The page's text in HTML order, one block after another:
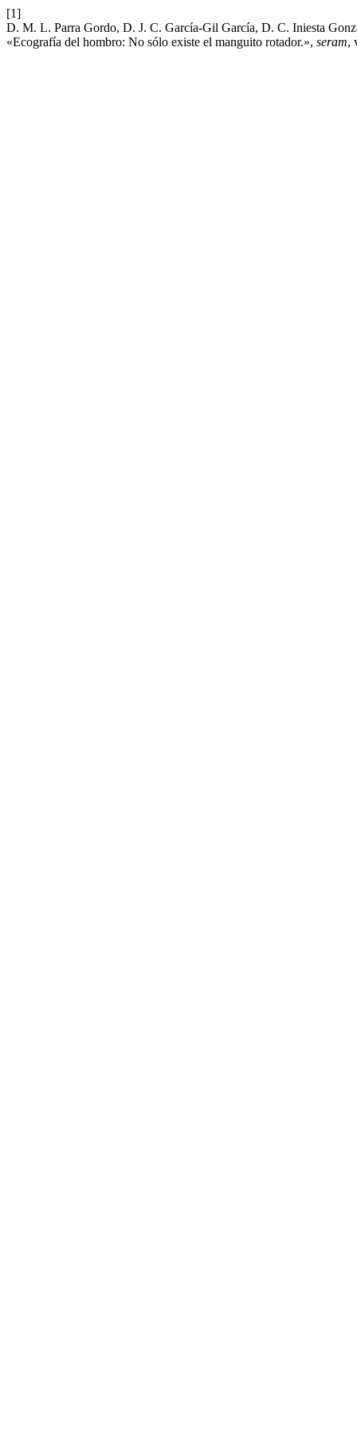
[1]
D. M. L. Parra Gordo, D. J. C. García-Gil García, D. C. Iniesta
«Ecografía del hombro: No sólo existe el manguito rotador.», seram,